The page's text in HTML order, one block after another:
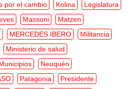
por el cambio Kolina
Legislatura
Massoni
Matzen
MERCEDES IBERO
Militancia
Ministerio de salud
Neuquén
Patagonia
Presidente